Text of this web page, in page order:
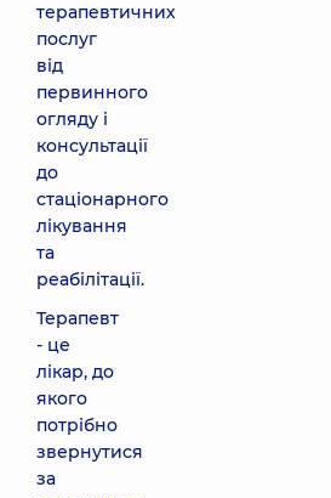
терапевтичних
послуг
від
первинного
огляду і
консультації
до
стаціонарного
лікування
та
реабілітації.
Терапевт
- це
лікар, до
якого
потрібно
звернутися
за